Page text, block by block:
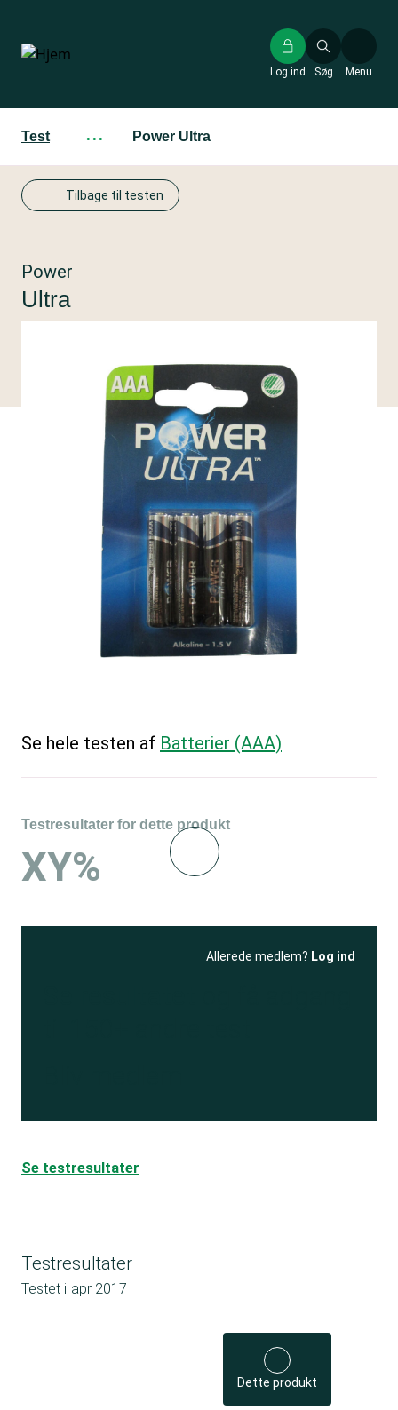
hovedindhold
Søg
Log ind Menu
Test ··· Power Ultra
Tilbage til testen
Power
Ultra
Se hele testen af Batterier (AAA)
Testresultater for dette produkt
XY%
Allerede medlem? Log ind
Se testresultater
Testresultater
Testet i apr 2017
Dette produkt